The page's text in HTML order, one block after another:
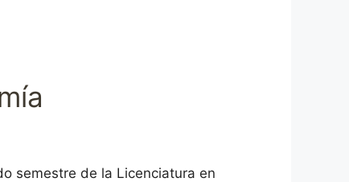
semestre de la Licenciatura en